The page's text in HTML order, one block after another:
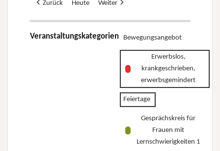
Zurück Heute Weiter
Veranstaltungskategorien Bewegungsangebot
Erwerbslos,
krankgeschrieben,
erwerbsgemindert
Feiertage
Gesprächskreis für
Frauen mit
Lernschwierigkeiten 1